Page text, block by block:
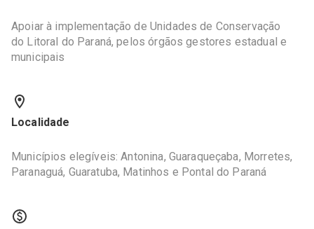
Apoiar à implementação de Unidades de Conservação
do Litoral do Paraná, pelos órgãos gestores estadual e
municipais
Localidade
Municípios elegíveis: Antonina, Guaraqueçaba, Morretes,
Paranaguá, Guaratuba, Matinhos e Pontal do Paraná